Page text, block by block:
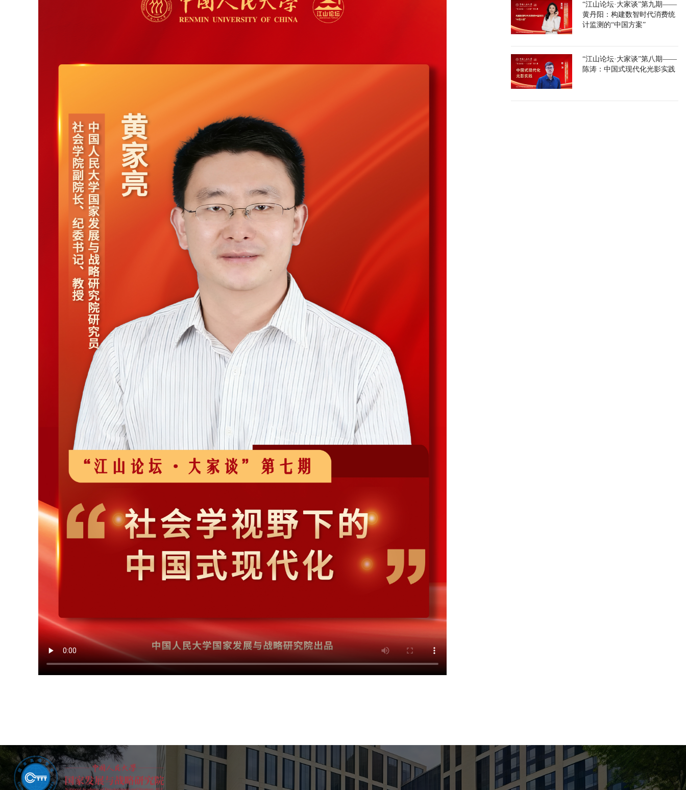
“江山论坛·大家谈”第九期——
黄丹阳：构建数智时代消费统
计监测的“中国方案”
“江山论坛·大家谈”第八期——
陈涛：中国式现代化光影实践